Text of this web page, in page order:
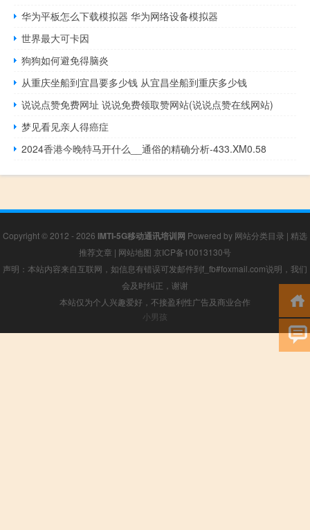
华为平板怎么下载模拟器 华为网络设备模拟器
世界最大可卡因
狗狗如何避免得脑炎
从重庆坐船到宜昌要多少钱 从宜昌坐船到重庆多少钱
说说点赞免费网址 说说免费领取赞网站(说说点赞在线网站)
梦见看见亲人得癌症
2024香港今晚特马开什么__通俗的精确分析-433.XM0.58
Copyright © 2012 - 2026 IMTI-5G移动通讯培训网 Powered by 网站分类目录 | 精选
推荐文章 | 网站地图 京ICP备10013130号
声明：本站内容来自互联网，如信息有错误可发邮件到f_fb#foxmail.com说明，我们
会及时纠正，谢谢
本站仅为个人兴趣爱好，不接盈利性广告及商业合作
小男孩